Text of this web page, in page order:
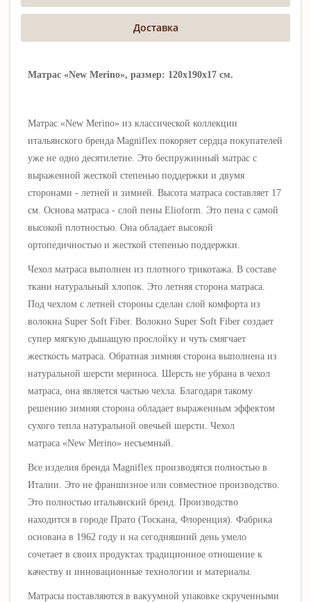
Доставка
Матрас «New Merino», размер: 120х190х17 см.
Матрас «New Merino» из классической коллекции
итальянского бренда Magniflex покоряет сердца покупателей
уже не одно десятилетие. Это беспружинный матрас с
выраженной жесткой степенью поддержки и двумя
сторонами - летней и зимней. Высота матраса составляет 17
см. Основа матраса - слой пены Elioform. Это пена с самой
высокой плотностью. Она обладает высокой
ортопедичностью и жесткой степенью поддержки.
Чехол матраса выполнен из плотного трикотажа. В составе
ткани натуральный хлопок. Это летняя сторона матраса.
Под чехлом с летней стороны сделан слой комфорта из
волокна Super Soft Fiber. Волокно Super Soft Fiber создает
супер мягкую дышащую прослойку и чуть смягчает
жесткость матраса. Обратная зимняя сторона выполнена из
натуральной шерсти мериноса. Шерсть не убрана в чехол
матраса, она является частью чехла. Благодаря такому
решению зимняя сторона обладает выраженным эффектом
сухого тепла натуральной овечьей шерсти. Чехол
матраса «New Merino» несъемный.
Все изделия бренда Magniflex производятся полностью в
Италии. Это не франшизное или совместное производство.
Это полностью итальянский бренд. Производство
находится в городе Прато (Тоскана, Флоренция). Фабрика
основана в 1962 году и на сегодняшний день умело
сочетает в своих продуктах традиционное отношение к
качеству и инновационные технологии и материалы.
Матрасы поставляются в вакуумной упаковке скрученными